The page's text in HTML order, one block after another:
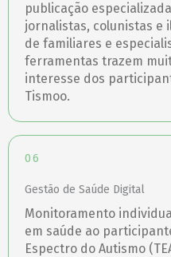
publicação
jornalistas, colunistas e
de familiares e
ferramentas trazem
interesse dos
Tismoo.
06
Gestão de Saúde Digital
Monitoramento
em saúde ao
Espectro do Autismo